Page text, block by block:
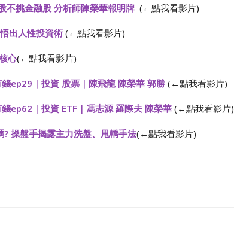
不挑金融股 分析師陳榮華報明牌 (←點我看影片)
出人性投資術 (←點我看影片)
心(←點我看影片)
ep29｜投資 股票｜陳飛龍 陳榮華 郭勝 (←點我看影片)
ep62｜投資 ETF｜馮志源 羅際夫 陳榮華 (←點我看影片)
? 操盤手揭露主力洗盤、甩轎手法(←點我看影片)